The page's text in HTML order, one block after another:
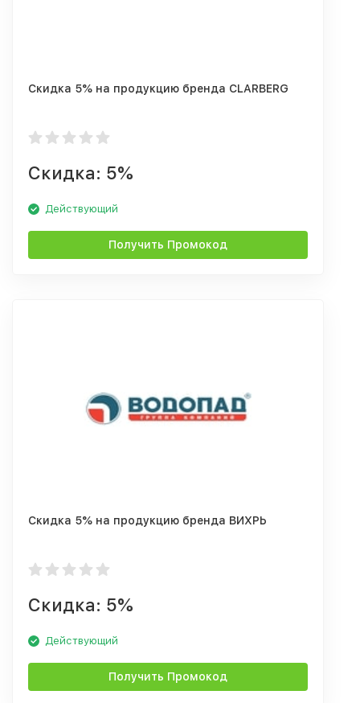
Скидка 5% на продукцию бренда CLARBERG
Скидка: 5%
Действующий
Получить Промокод
Скидка 5% на продукцию бренда ВИХРЬ
Скидка: 5%
Действующий
Получить Промокод